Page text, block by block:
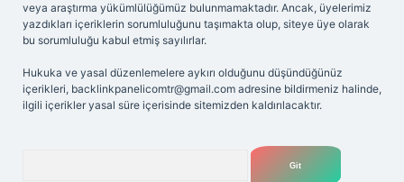
veya araştırma yükümlülüğümüz bulunmamaktadır. Ancak, üyelerimiz
yazdıkları içeriklerin sorumluluğunu taşımakta olup, siteye üye olarak
bu sorumluluğu kabul etmiş sayılırlar.
Hukuka ve yasal düzenlemelere aykırı olduğunu düşündüğünüz
içerikleri, backlinkpanelicomtr@gmail.com adresine bildirmeniz halinde,
ilgili içerikler yasal süre içerisinde sitemizden kaldırılacaktır.